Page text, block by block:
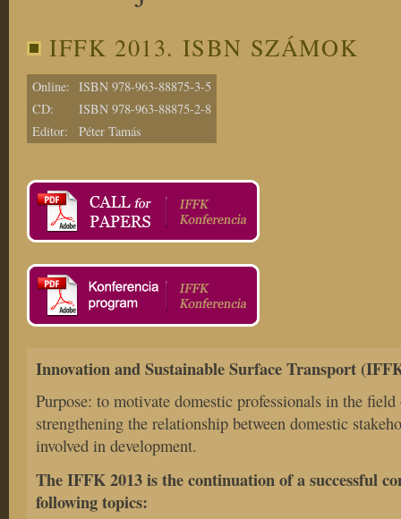
IFFK 2013. ISBN SZÁMOK
Online: ISBN 978-963-88875-3-5
CD:
ISBN 978-963-88875-2-8
Editor:
Péter Tamás
Innovation and Sustainable Surface Transport
Purpose: to motivate domestic professionals in the
strengthening the relationship between domestic
involved in development.
The IFFK 2013 is the continuation of a successful
following topics: